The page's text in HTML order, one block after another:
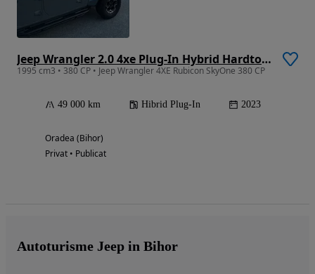
Jeep Wrangler 2.0 4xe Plug-In Hybrid Hardtop Rubicon
1995 cm3 • 380 CP • Jeep Wrangler 4XE Rubicon SkyOne 380 CP
49 000 km Hibrid Plug-In 2023
Oradea (Bihor)
Privat • Publicat
Autoturisme Jeep in Bihor